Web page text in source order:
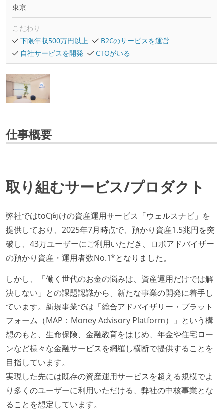
東京
こだわり
下限年収500万円以上
B2Cのサービスを運営
自社サービスを開発
CTOがいる
仕事概要
取り組むサービス/プロダクト
弊社ではtoC向けの資産運用サービス「ウェルスナビ」を
提供しており、2025年7月時点で、預かり資産1.5兆円を突
破し、43万ユーザーにご利用いただき、ロボアドバイザー
の預かり資産・運用者数No.1*となりました。
しかし、「働く世代のお金の悩みは、資産運用だけでは解
決しない」との課題認識から、新たな事業の開発に着手し
ています。新規事業では「総合アドバイザリー・プラット
フォーム（MAP：Money Advisory Platform）」という構
想のもと、生命保険、金融教育をはじめ、年金や住宅ロー
ンなど様々な金融サービスを網羅し横断で提供することを
目指しています。
実現した先には既存の資産運用サービスを超える規模でよ
り多くのユーザーに利用いただける、弊社の中核事業とな
ることを想定しています。